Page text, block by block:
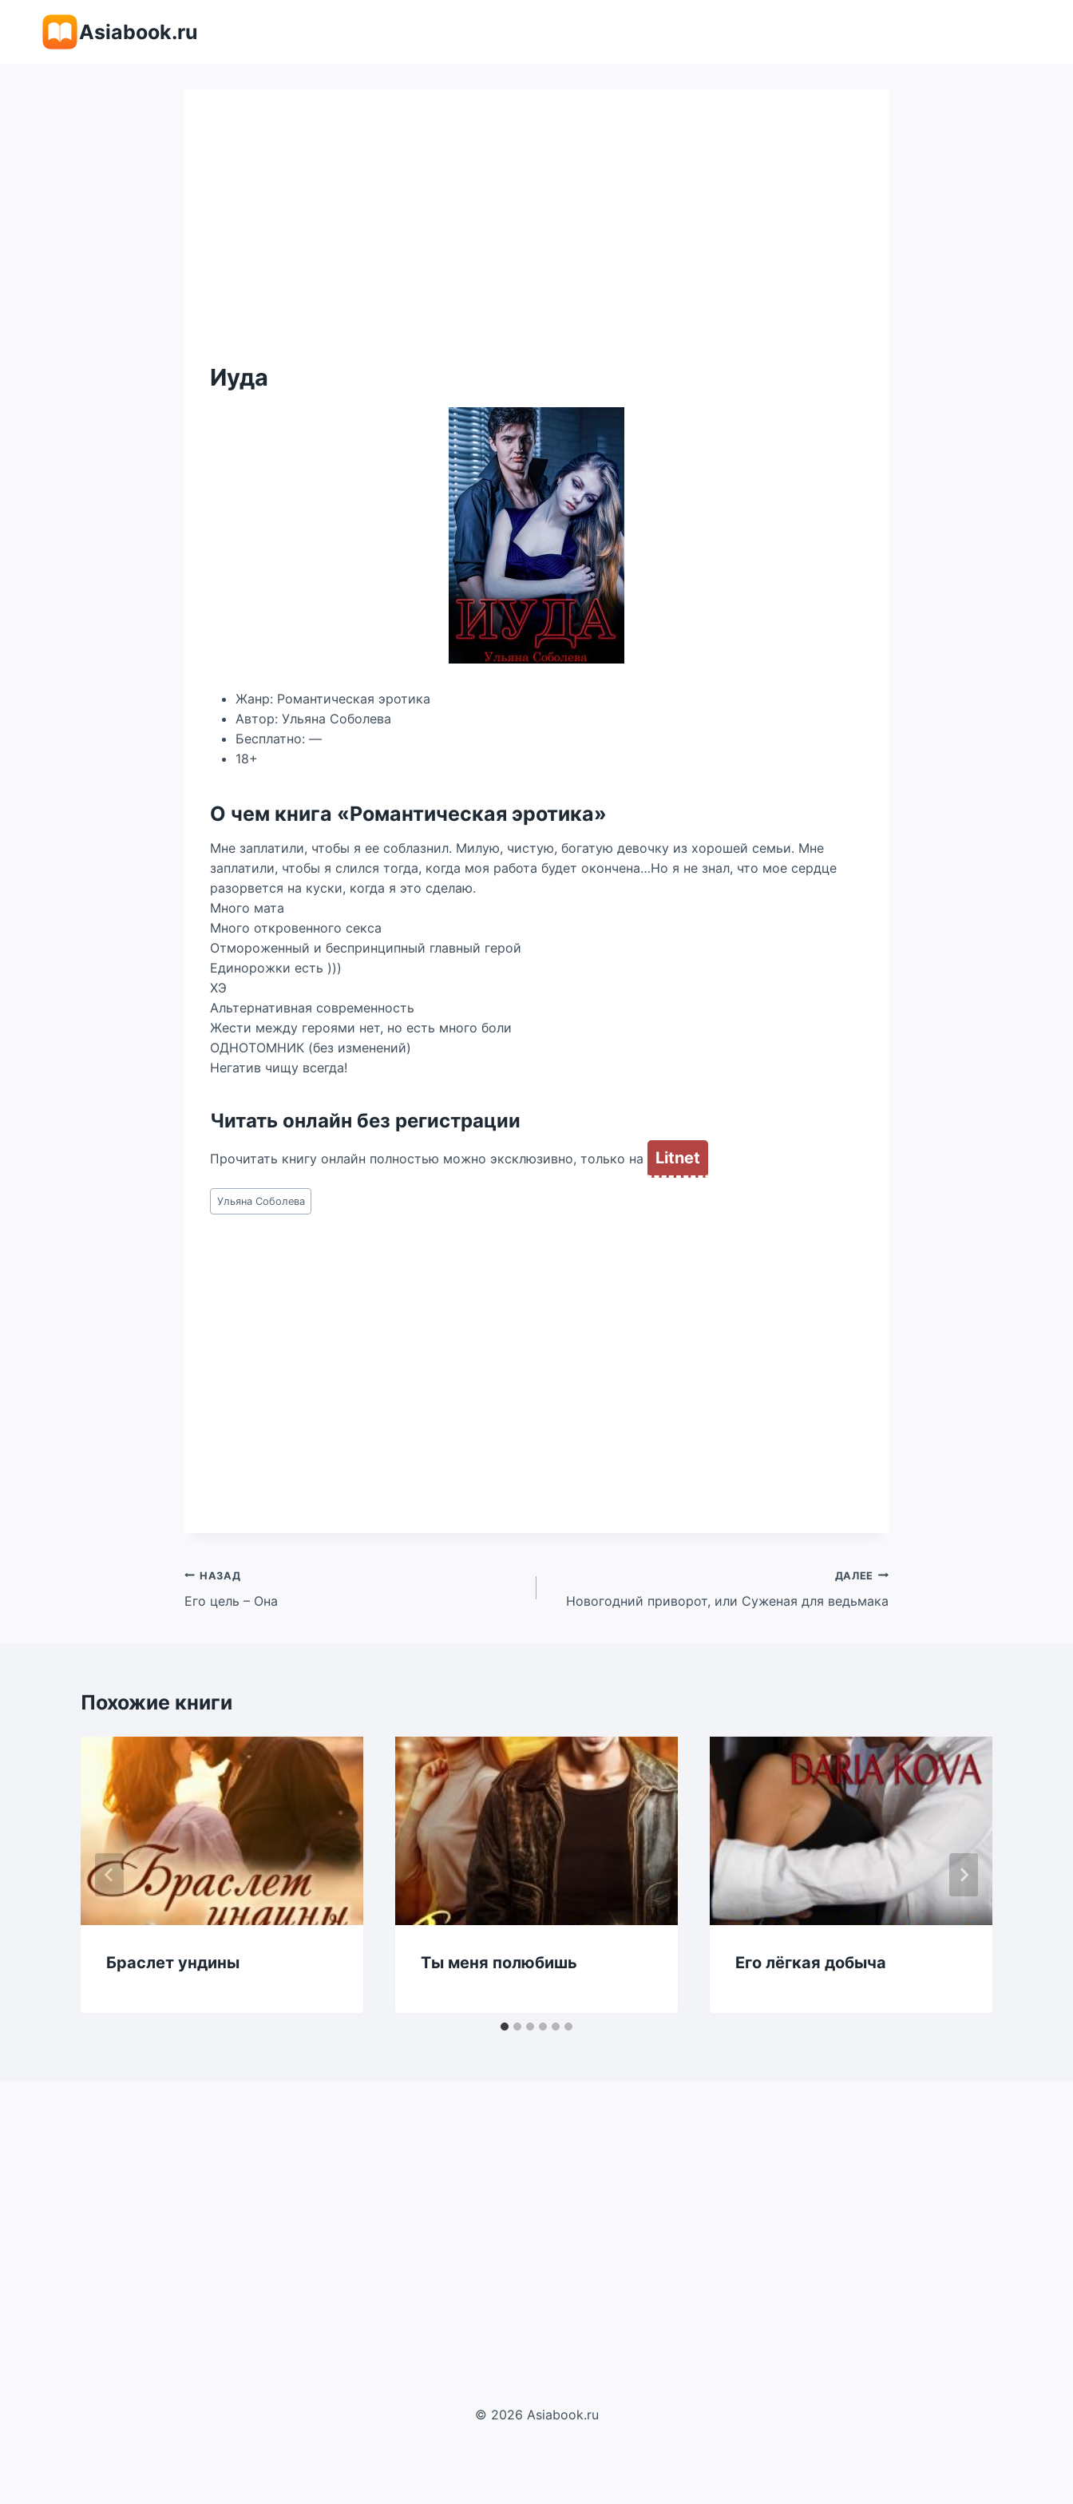
содержимому
Asiabook.ru
Иуда
Жанр: Романтическая эротика
Автор: Ульяна Соболева
Бесплатно: —
18+
О чем книга «Романтическая эротика»
Мне заплатили, чтобы я ее соблазнил. Милую, чистую, богатую девочку из хорошей семьи. Мне
заплатили, чтобы я слился тогда, когда моя работа будет окончена…Но я не знал, что мое сердце
разорвется на куски, когда я это сделаю.
Много мата
Много откровенного секса
Отмороженный и беспринципный главный герой
Единорожки есть )))
ХЭ
Альтернативная современность
Жести между героями нет, но есть много боли
ОДНОТОМНИК (без изменений)
Негатив чищу всегда!
Читать онлайн без регистрации
Прочитать книгу онлайн полностью можно эксклюзивно, только на Litnet
Метки
записи:
Ульяна Соболева
Навигация
по
НАЗАД
Его цель – Она
ДАЛЕЕ
Новогодний приворот, или Суженая для ведьмака
Похожие книги
Браслет ундины Ты меня полюбишь Его лёгкая добыча
© 2026 Asiabook.ru